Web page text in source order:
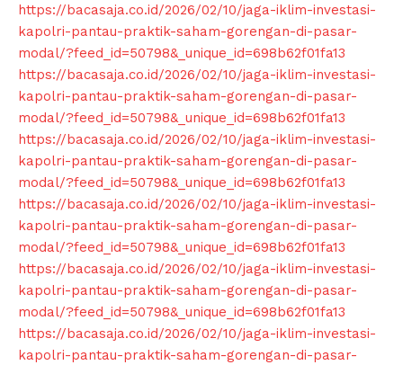
https://bacasaja.co.id/2026/02/10/jaga-iklim-investasi-
kapolri-pantau-praktik-saham-gorengan-di-pasar-
modal/?feed_id=50798&_unique_id=698b62f01fa13
https://bacasaja.co.id/2026/02/10/jaga-iklim-investasi-
kapolri-pantau-praktik-saham-gorengan-di-pasar-
modal/?feed_id=50798&_unique_id=698b62f01fa13
https://bacasaja.co.id/2026/02/10/jaga-iklim-investasi-
kapolri-pantau-praktik-saham-gorengan-di-pasar-
modal/?feed_id=50798&_unique_id=698b62f01fa13
https://bacasaja.co.id/2026/02/10/jaga-iklim-investasi-
kapolri-pantau-praktik-saham-gorengan-di-pasar-
modal/?feed_id=50798&_unique_id=698b62f01fa13
https://bacasaja.co.id/2026/02/10/jaga-iklim-investasi-
kapolri-pantau-praktik-saham-gorengan-di-pasar-
modal/?feed_id=50798&_unique_id=698b62f01fa13
https://bacasaja.co.id/2026/02/10/jaga-iklim-investasi-
kapolri-pantau-praktik-saham-gorengan-di-pasar-